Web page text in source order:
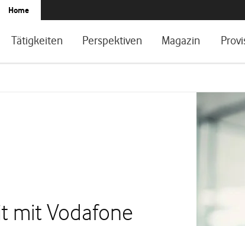
Home
Tätigkeiten Perspektiven Magazin
mit Vodafone